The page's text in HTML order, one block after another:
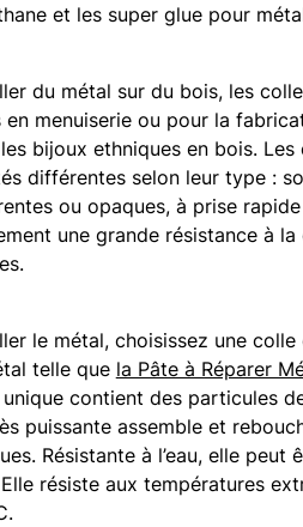
et les super glue pour
du métal sur du bois, les
en menuiserie ou pour la
bijoux ethniques en bois.
différentes selon leur type :
ou opaques, à prise
une grande résistance à
le métal, choisissez une
telle que la Pâte à Réparer
contient des particules
puissante assemble et
Résistante à l’eau, elle peut
résiste aux températures